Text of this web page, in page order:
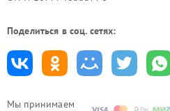
Мы принимаем
Поделиться в соц. сетях: